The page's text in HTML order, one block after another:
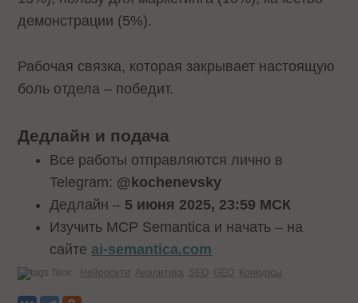
демонстрации (5%).
Рабочая связка, которая закрывает настоящую
боль отдела – победит.
Дедлайн и подача
Все работы отправляются лично в
Telegram: @kochenevsky
Дедлайн – 5 июня 2025, 23:59 МСК
Изучить MCP Semantica и начать – на
сайте ai-semantica.com
Теги: Нейросети Аналитика SEO GEO Конкурсы